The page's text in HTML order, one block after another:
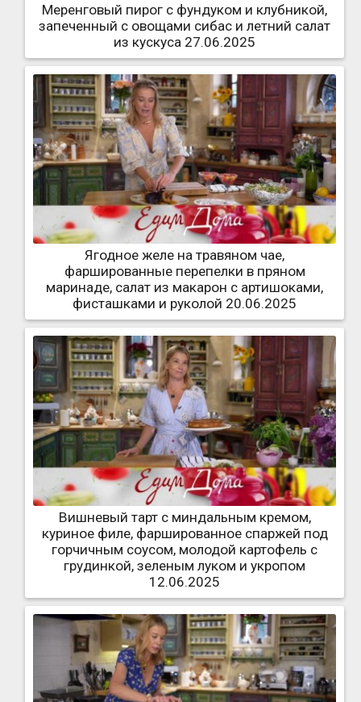
Меренговый пирог с фундуком и клубникой,
запеченный с овощами сибас и летний салат
из кускуса 27.06.2025
Ягодное желе на травяном чае,
фаршированные перепелки в пряном
маринаде, салат из макарон с артишоками,
фисташками и руколой 20.06.2025
Вишневый тарт с миндальным кремом,
куриное филе, фаршированное спаржей под
горчичным соусом, молодой картофель с
грудинкой, зеленым луком и укропом
12.06.2025